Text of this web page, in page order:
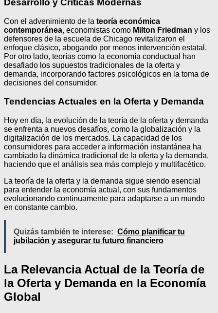
Desarrollo y Críticas Modernas
Con el advenimiento de la teoría económica
contemporánea, economistas como Milton Friedman y los
defensores de la escuela de Chicago revitalizaron el
enfoque clásico, abogando por menos intervención estatal.
Por otro lado, teorías como la economía conductual han
desafiado los supuestos tradicionales de la oferta y
demanda, incorporando factores psicológicos en la toma de
decisiones del consumidor.
Tendencias Actuales en la Oferta y Demanda
Hoy en día, la evolución de la teoría de la oferta y demanda
se enfrenta a nuevos desafíos, como la globalización y la
digitalización de los mercados. La capacidad de los
consumidores para acceder a información instantánea ha
cambiado la dinámica tradicional de la oferta y la demanda,
haciendo que el análisis sea más complejo y multifacético.
La teoría de la oferta y la demanda sigue siendo esencial
para entender la economía actual, con sus fundamentos
evolucionando continuamente para adaptarse a un mundo
en constante cambio.
Quizás también te interese: Cómo planificar tu
jubilación y asegurar tu futuro financiero
La Relevancia Actual de la Teoría de
la Oferta y Demanda en la Economía
Global